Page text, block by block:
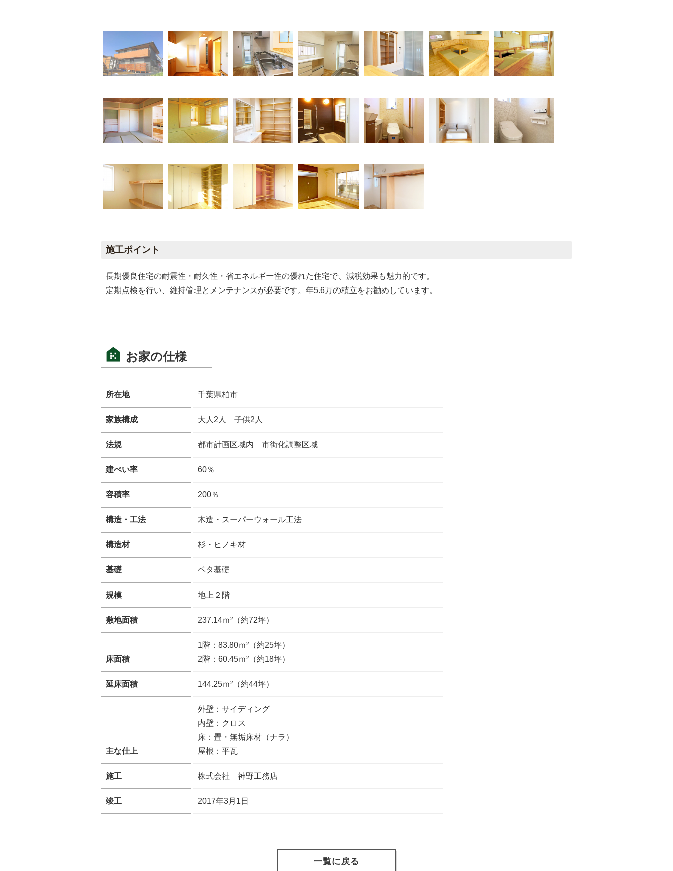
施工ポイント
長期優良住宅の耐震性・耐久性・省エネルギー性の優れた住宅で、減税効果も魅力的です。
定期点検を行い、維持管理とメンテナンスが必要です。年5.6万の積立をお勧めしています。
お家の仕様
所在地 千葉県柏市
家族構成 大人2人 子供2人
法規 都市計画区域内 市街化調整区域
建ぺい率 60％
容積率 200％
構造・工法 木造・スーパーウォール工法
構造材 杉・ヒノキ材
基礎 ベタ基礎
規模 地上２階
敷地面積 237.14ｍ²（約72坪）
床面積
1階：83.80ｍ²（約25坪）
2階：60.45ｍ²（約18坪）
延床面積 144.25ｍ²（約44坪）
主な仕上
外壁：サイディング
内壁：クロス
床：畳・無垢床材（ナラ）
屋根：平瓦
施工 株式会社 神野工務店
竣工 2017年3月1日
一覧に戻る